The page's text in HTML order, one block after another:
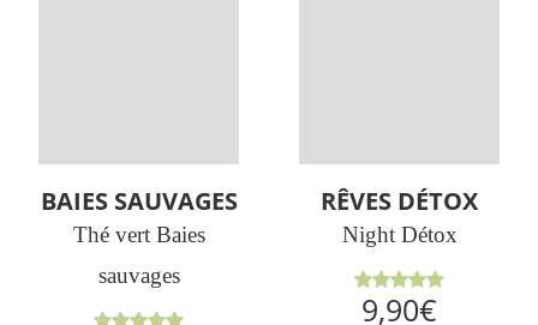
BAIES SAUVAGES
Thé vert Baies
sauvages
RÊVES DÉTOX
Night Détox
Note5.00
sur 5
9,90€